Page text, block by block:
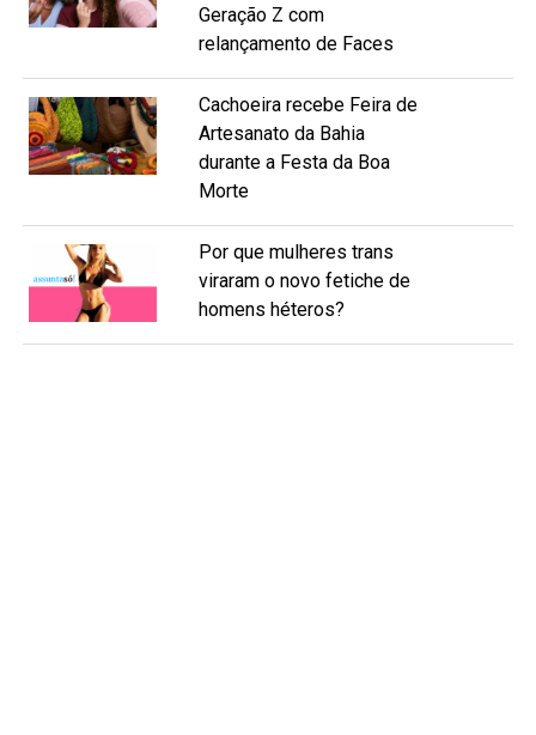
Geração Z com
relançamento de Faces
Cachoeira recebe Feira de
Artesanato da Bahia
durante a Festa da Boa
Morte
Por que mulheres trans
viraram o novo fetiche de
homens héteros?